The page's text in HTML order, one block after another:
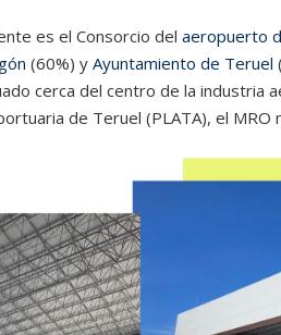
es el Consorcio del aeropuerto
(60%) y Ayuntamiento de Teruel
cerca del centro de la industria
de Teruel (PLATA), el MRO